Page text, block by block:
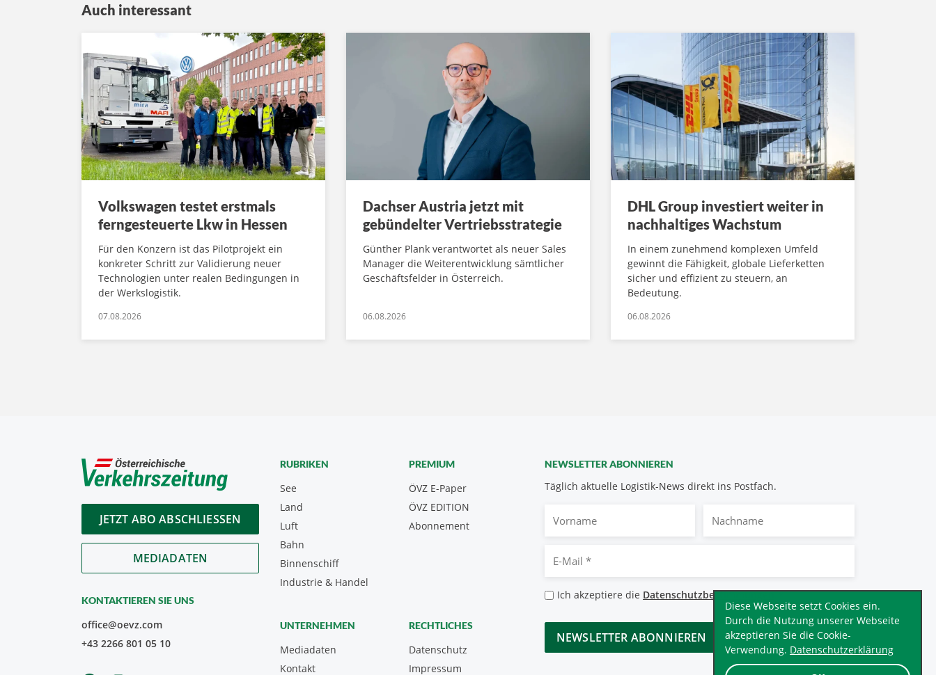
Diese Webseite setzt Cookies ein.
Durch die Nutzung unserer Webseite
akzeptieren Sie die Cookie-
Verwendung. Datenschutzerklärung
Auch interessant
Volkswagen testet erstmals
ferngesteuerte Lkw in Hessen
Für den Konzern ist das Pilotprojekt ein
konkreter Schritt zur Validierung neuer
Technologien unter realen Bedingungen in
der Werkslogistik.
07.08.2026
Dachser Austria jetzt mit
gebündelter Vertriebsstrategie
Günther Plank verantwortet als neuer Sales
Manager die Weiterentwicklung sämtlicher
Geschäftsfelder in Österreich.
06.08.2026
DHL Group investiert weiter in
nachhaltiges Wachstum
In einem zunehmend komplexen Umfeld
gewinnt die Fähigkeit, globale Lieferketten
sicher und effizient zu steuern, an
Bedeutung.
06.08.2026
JETZT ABO ABSCHLIESSEN
MEDIADATEN
KONTAKTIEREN SIE UNS
office@oevz.com
+43 2266 801 05 10
NEWSLETTER ABONNIEREN
Täglich aktuelle Logistik-News direkt ins Postfach.
Mail
Datenschutzbestimmungen
Ich akzeptiere die Datenschutzbestimmungen.*
CAPTCHA
RUBRIKEN
See
Land
Luft
Bahn
Binnenschiff
Industrie & Handel
PREMIUM
ÖVZ E-Paper
Abonnement
ÖVZ EDITION
UNTERNEHMEN
Mediadaten
Kontakt
RECHTLICHES
Datenschutz
Impressum